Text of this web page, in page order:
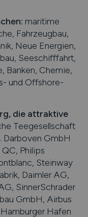
: maritime
Fahrzeugbau,
Neue Energien,
Seeschifffahrt,
Banken, Chemie,
und Offshore-
, die attraktive
Teegesellschaft
Darboven GmbH
Philips
Steinway
Daimler AG,
SinnerSchrader
GmbH, Airbus
Hafen